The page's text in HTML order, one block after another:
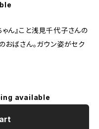
ん』こと浅見千代子さんの
おばさん。ガウン姿がセク
available